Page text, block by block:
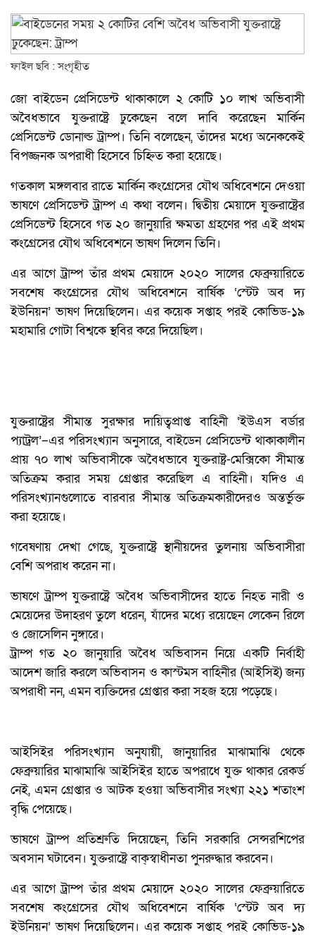
ফাইল ছবি : সংগৃহীত
জো বাইডেন প্রেসিডেন্ট থাকাকালে ২ কোটি ১০ লাখ অভিবাসী
অবৈধভাবে যুক্তরাষ্ট্রে ঢুকেছেন বলে দাবি করেছেন মার্কিন
প্রেসিডেন্ট ডোনাল্ড ট্রাম্প। তিনি বলেছেন, তাঁদের মধ্যে অনেককেই
বিপজ্জনক অপরাধী হিসেবে চিহ্নিত করা হয়েছে।
গতকাল মঙ্গলবার রাতে মার্কিন কংগ্রেসের যৌথ অধিবেশনে দেওয়া
ভাষণে প্রেসিডেন্ট ট্রাম্প এ কথা বলেন। দ্বিতীয় মেয়াদে যুক্তরাষ্ট্রের
প্রেসিডেন্ট হিসেবে গত ২০ জানুয়ারি ক্ষমতা গ্রহণের পর এই প্রথম
কংগ্রেসের যৌথ অধিবেশনে ভাষণ দিলেন তিনি।
এর আগে ট্রাম্প তাঁর প্রথম মেয়াদে ২০২০ সালের ফেব্রুয়ারিতে
সবশেষ কংগ্রেসের যৌথ অধিবেশনে বার্ষিক ‘স্টেট অব দ্য
ইউনিয়ন’ ভাষণ দিয়েছিলেন। এর কয়েক সপ্তাহ পরই কোভিড-১৯
মহামারি গোটা বিশ্বকে স্থবির করে দিয়েছিল।
যুক্তরাষ্ট্রের সীমান্ত সুরক্ষার দায়িত্বপ্রাপ্ত বাহিনী ‘ইউএস বর্ডার
প্যাট্রল’–এর পরিসংখ্যান অনুসারে, বাইডেন প্রেসিডেন্ট থাকাকালীন
প্রায় ৭০ লাখ অভিবাসীকে অবৈধভাবে যুক্তরাষ্ট্র-মেক্সিকো সীমান্ত
অতিক্রম করার সময় গ্রেপ্তার করেছিল এ বাহিনী। যদিও এ
পরিসংখ্যানগুলোতে বারবার সীমান্ত অতিক্রমকারীদেরও অন্তর্ভুক্ত
করা হয়েছে।
গবেষণায় দেখা গেছে, যুক্তরাষ্ট্রে স্থানীয়দের তুলনায় অভিবাসীরা
বেশি অপরাধ করেন না।
ভাষণে ট্রাম্প যুক্তরাষ্ট্রে অবৈধ অভিবাসীদের হাতে নিহত নারী ও
মেয়েদের উদাহরণ তুলে ধরেন, যাঁদের মধ্যে রয়েছেন লেকেন রিলে
ও জোসেলিন নুঙ্গারে।
ট্রাম্প গত ২০ জানুয়ারি অবৈধ অভিবাসন নিয়ে একটি নির্বাহী
আদেশ জারি করলে অভিবাসন ও কাস্টমস বাহিনীর (আইসিই) জন্য
অপরাধী নন, এমন ব্যক্তিদের গ্রেপ্তার করা সহজ হয়ে পড়েছে।
আইসিইর পরিসংখ্যান অনুযায়ী, জানুয়ারির মাঝামাঝি থেকে
ফেব্রুয়ারির মাঝামাঝি আইসিইর হাতে অপরাধে যুক্ত থাকার রেকর্ড
নেই, এমন গ্রেপ্তার ও আটক হওয়া অভিবাসীর সংখ্যা ২২১ শতাংশ
বৃদ্ধি পেয়েছে।
ভাষণে ট্রাম্প প্রতিশ্রুতি দিয়েছেন, তিনি সরকারি সেন্সরশিপের
অবসান ঘটাবেন। যুক্তরাষ্ট্রে বাক্‌স্বাধীনতা পুনরুদ্ধার করবেন।
এর আগে ট্রাম্প তাঁর প্রথম মেয়াদে ২০২০ সালের ফেব্রুয়ারিতে
সবশেষ কংগ্রেসের যৌথ অধিবেশনে বার্ষিক ‘স্টেট অব দ্য
ইউনিয়ন’ ভাষণ দিয়েছিলেন। এর কয়েক সপ্তাহ পরই কোভিড-১৯